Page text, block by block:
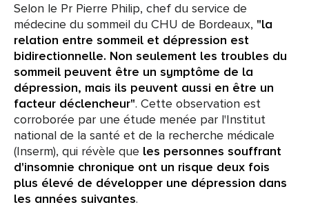
Selon le Pr Pierre Philip, chef du service de
médecine du sommeil du CHU de Bordeaux, "la
relation entre sommeil et dépression est
bidirectionnelle. Non seulement les troubles du
sommeil peuvent être un symptôme de la
dépression, mais ils peuvent aussi en être un
facteur déclencheur". Cette observation est
corroborée par une étude menée par l'Institut
national de la santé et de la recherche médicale
(Inserm), qui révèle que les personnes souffrant
d'insomnie chronique ont un risque deux fois
plus élevé de développer une dépression dans
les années suivantes.